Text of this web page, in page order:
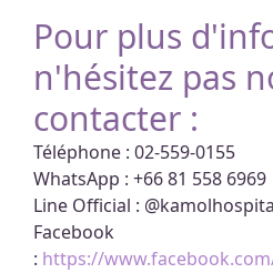
Pour plus
n'hésitez pas
contacter :
Téléphone : 02-559-0155
WhatsApp : +66 81 558 6969
Line Official :
Facebook
: https://